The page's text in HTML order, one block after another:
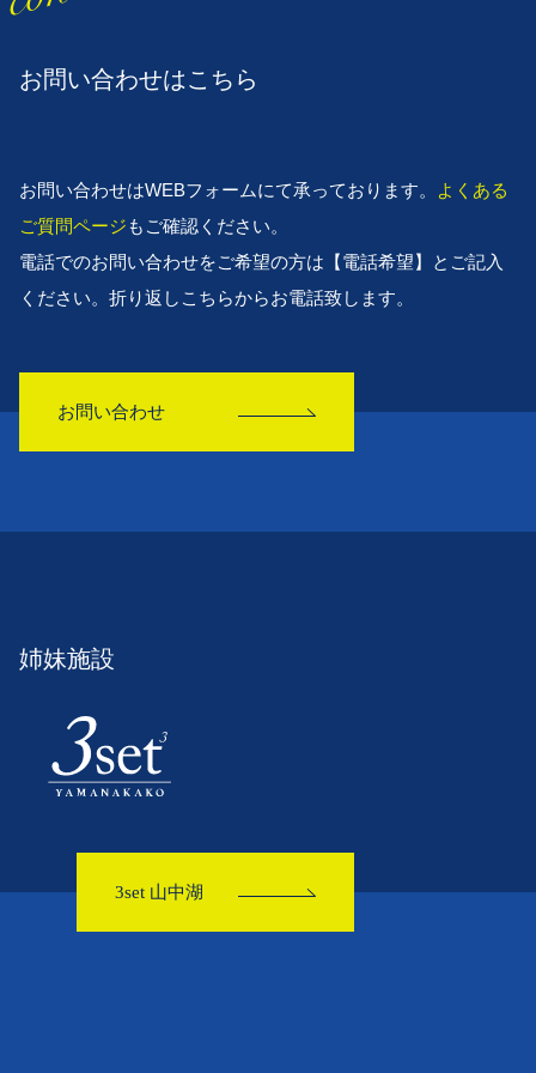
お問い合わせはこちら
お問い合わせはWEBフォームにて承っております。
よくある
ご質問ページもご確認ください。
電話でのお問い合わせをご希望の方は【電話希望】とご記入
ください。折り返しこちらからお電話致します。
お問い合わせ
姉妹施設
3set 山中湖